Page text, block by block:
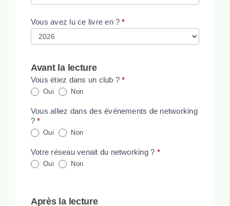
Vous avez lu ce livre en ?*
Avant la lecture
Vous étiez dans un club ?*
Oui Non
Vous alliez dans des événements de networking
?*
Oui Non
Votre réseau venait du networking ? *
Oui Non
Après la lecture